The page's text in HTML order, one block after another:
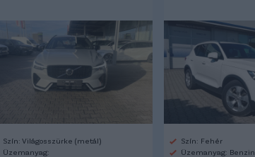
Szín: Világosszürke (metál)
Üzemanyag:
Szín: Fehér
Üzemanyag: Benzin